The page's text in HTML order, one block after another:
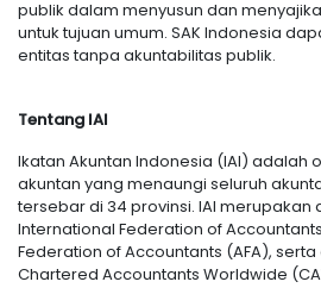
publik dalam menyusun dan
untuk tujuan umum. SAK Indonesia
entitas tanpa akuntabilitas publik.
Tentang IAI
Ikatan Akuntan Indonesia (IAI) adalah
akuntan yang menaungi seluruh
tersebar di 34 provinsi. IAI
International Federation of Accountants
Federation of Accountants (AFA),
Chartered Accountants Worldwide